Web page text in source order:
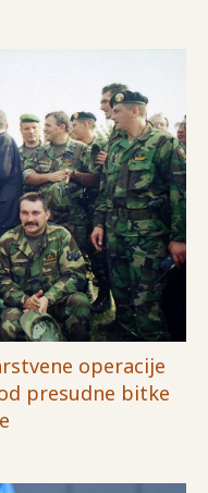
operacije
presudne bitke